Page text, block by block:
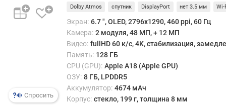
i
n
ц
Спросить
Dolby Atmos спутник DisplayPort нет 3.5 мм Wi-
Экран: 6.7 ", OLED, 2796х1290, 460 ppi, 60 Гц
Камера: 2 модуля, 48 МП, + 12 МП
Видео: fullHD 60 к/с, 4K, стабилизация,
Память: 128 ГБ
CPU (GPU): Apple A18 (Apple GPU)
ОЗУ: 8 ГБ, LPDDR5
Аккумулятор: 4674 мАч
Корпус: стекло, 199 г, толщина 8 мм